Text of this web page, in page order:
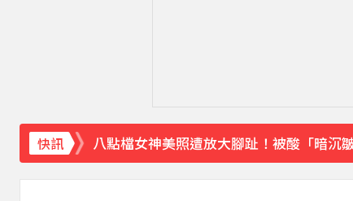
快訊
八點檔女神美照遭放大腳趾！被酸「暗沉